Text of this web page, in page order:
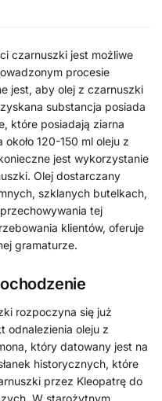
czarnuszki jest możliwe
procesie
jest, aby olej z czarnuszki
substancja posiada
które posiadają ziarna
120-150 ml oleju z
jest wykorzystanie
Olej dostarczany
szklanych butelkach,
tej
klientów, oferuje
gramaturze.
rozpoczyna się już
odnalezienia oleju z
który datowany jest na
historycznych, które
przez Kleopatrę do
W starożytnym